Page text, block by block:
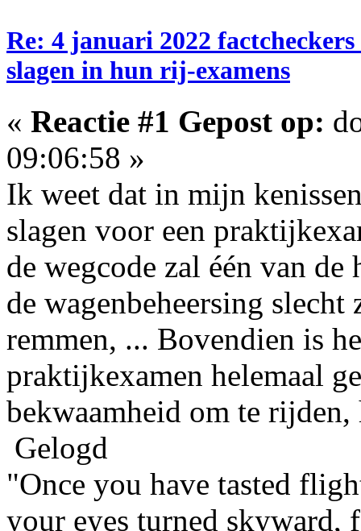
Re: 4 januari 2022
slagen in hun rij-examens
« Reactie #1 Gepost op:
09:06:58 »
Ik weet dat in mijn
slagen voor een
de wegcode zal één van
de wagenbeheersing
remmen, ... Bovendien is
praktijkexamen helemaal
bekwaamheid om te rijden,
Gelogd
"Once you have tasted
your eyes turned skyward,